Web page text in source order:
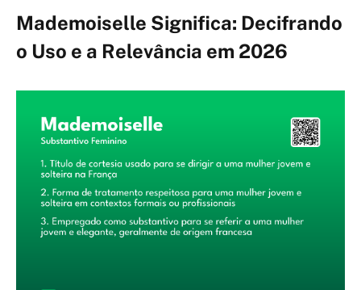
Mademoiselle Significa: Decifrando
o Uso e a Relevância em 2026